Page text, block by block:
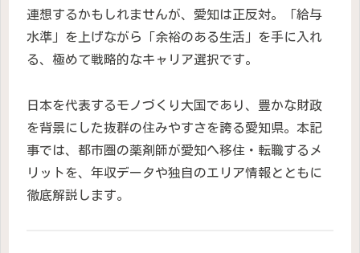
連想するかもしれませんが、愛知は正反対。「給与
水準」を上げながら「余裕のある生活」を手に入れ
る、極めて戦略的なキャリア選択です。
日本を代表するモノづくり大国であり、豊かな財政
を背景にした抜群の住みやすさを誇る愛知県。本記
事では、都市圏の薬剤師が愛知へ移住・転職するメ
リットを、年収データや独自のエリア情報とともに
徹底解説します。